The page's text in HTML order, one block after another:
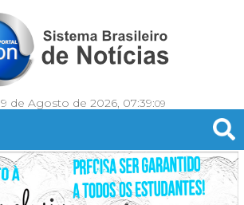
, 9 de Agosto de 2026, 07:39:11